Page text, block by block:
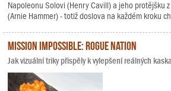
Napoleonu Solovi (Henry Cavill) a jeho protějšku
(Arnie Hammer) - totiž doslova na každém kroku
Mission Impossible: Rogue Nation
Jak vizuální triky přispěly k vylepšení reálných